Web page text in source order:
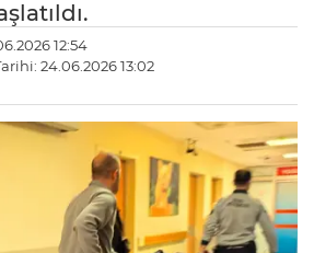
12:54
24.06.2026 13:02